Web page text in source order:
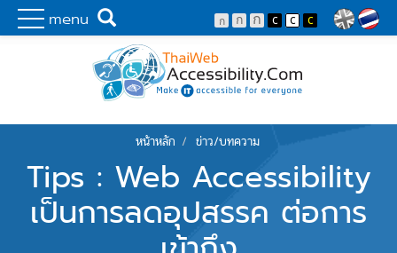
menu
Skip to main content
พัฒนาเว็บไซต์ที่ทุกคนเข้าถึงได้ที่แรก
Search
You are here
หน้าหลัก ข่าว/บทความ
Tips : Web Accessibility
เป็นการลดอุปสรรค ต่อการ